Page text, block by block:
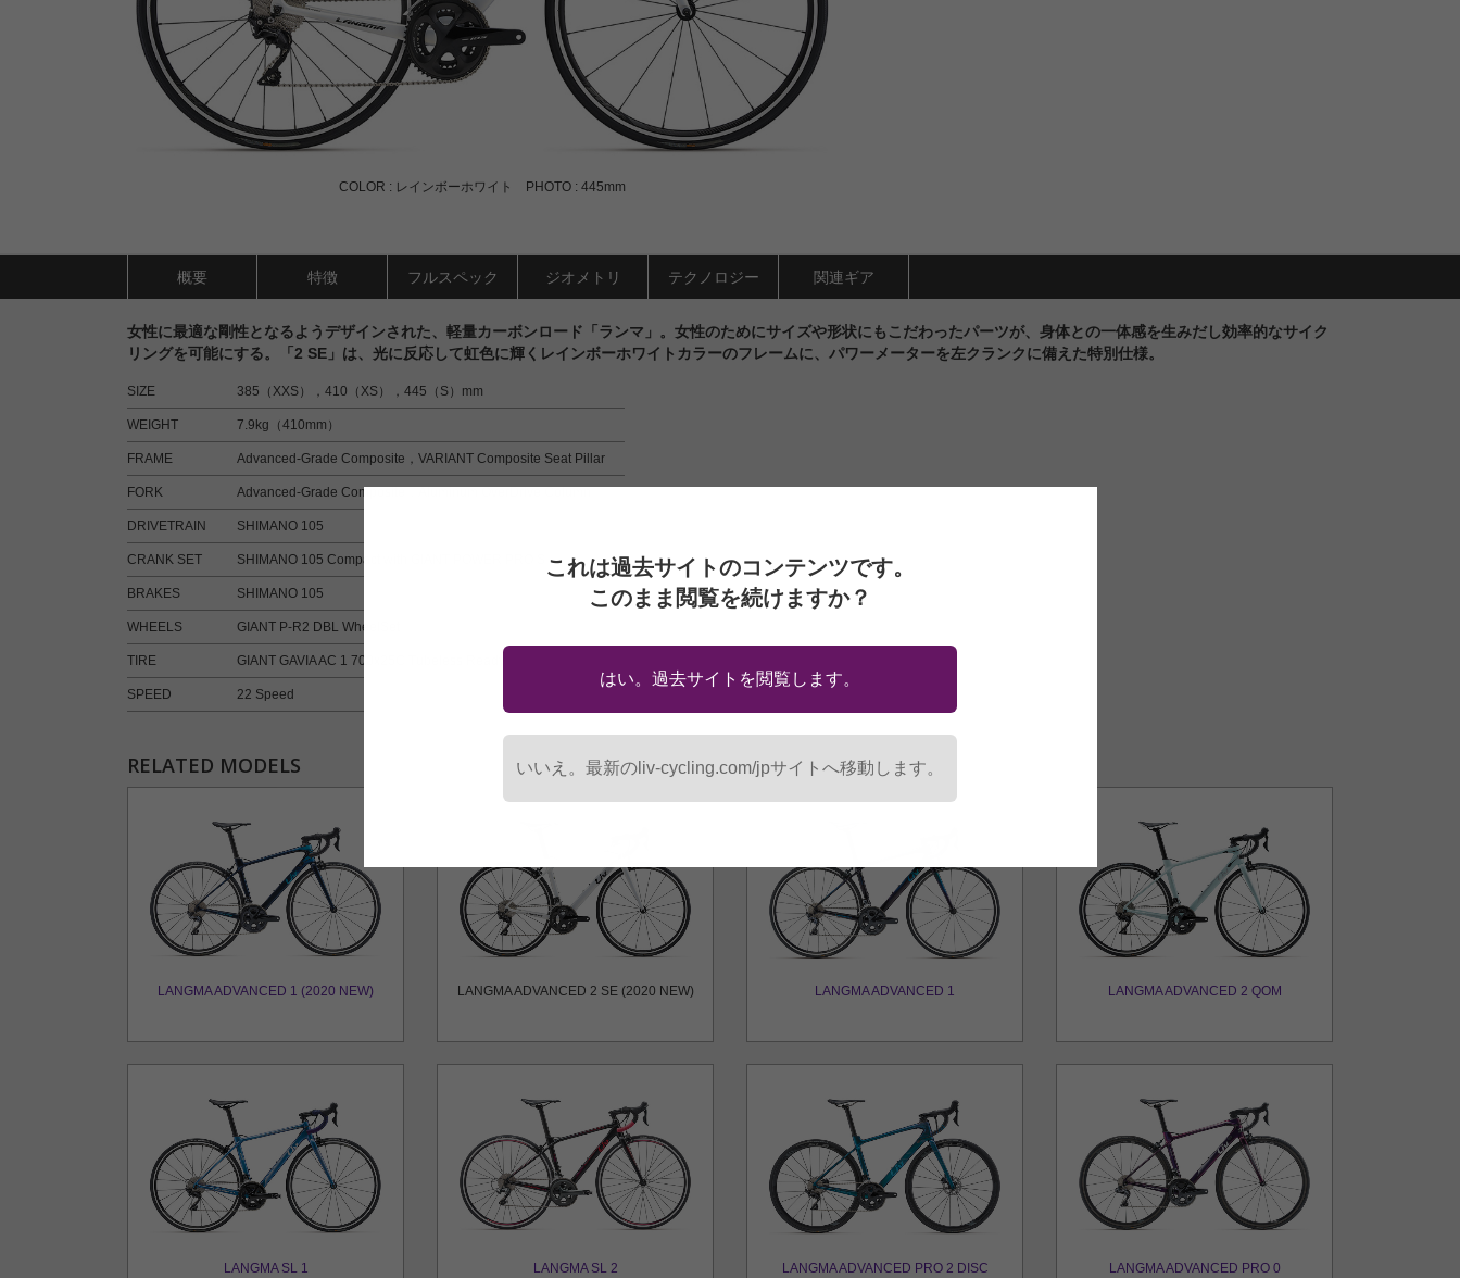
COLOR : レインボーホワイト PHOTO : 445mm
概要 特徴 フルスペック ジオメトリ テクノロジー 関連ギア
女性に最適な剛性となるようデザインされた、軽量カーボンロード「ランマ」。女性のためにサイズや形状にもこだわったパーツが、身体との一体感を生みだし効率的なサイク
リングを可能にする。「2 SE」は、光に反応して虹色に輝くレインボーホワイトカラーのフレームに、パワーメーターを左クランクに備えた特別仕様。
SIZE 385（XXS），410（XS），445（S）mm
WEIGHT 7.9kg（410mm）
FRAME Advanced-Grade Composite，VARIANT Composite Seat Pillar
FORK Advanced-Grade Composite，Aluminum OverDrive Column
DRIVETRAIN SHIMANO 105
CRANK SET SHIMANO 105 Compact with GIANT POWER PRO S
BRAKES SHIMANO 105
WHEELS GIANT P-R2 DBL WheelSet
TIRE GIANT GAVIA AC 1 700x25C Tubeless Ready
SPEED 22 Speed
RELATED MODELS
LANGMA ADVANCED 1 (2020 NEW) LANGMA ADVANCED 2 SE (2020 NEW) LANGMA ADVANCED 1 LANGMA ADVANCED 2 QOM
LANGMA SL 1 LANGMA SL 2 LANGMA ADVANCED PRO 2 DISC LANGMA ADVANCED PRO 0
これは過去サイトのコンテンツです。
このまま閲覧を続けますか？
はい。過去サイトを閲覧します。
いいえ。最新のliv-cycling.com/jpサイトへ移動します。